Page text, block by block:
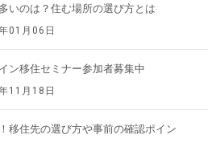
いのは？住む場所の選び方とは
01月06日
ン移住セミナー参加者募集中
11月18日
移住先の選び方や事前の確認ポイン